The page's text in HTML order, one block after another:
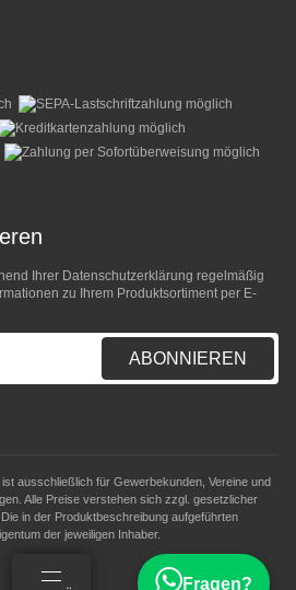
Ihrer Datenschutzerklärung regelmäßig
zu Ihrem Produktsortiment per E-
ABONNIEREN
ausschließlich für Gewerbekunden, Vereine und
Alle Preise verstehen sich zzgl. gesetzlicher
. Die in der Produktbeschreibung aufgeführten
der jeweiligen Inhaber.
Fragen?